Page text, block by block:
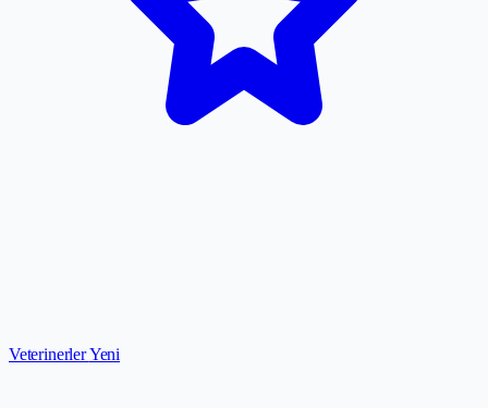
VeterinerlerYeni